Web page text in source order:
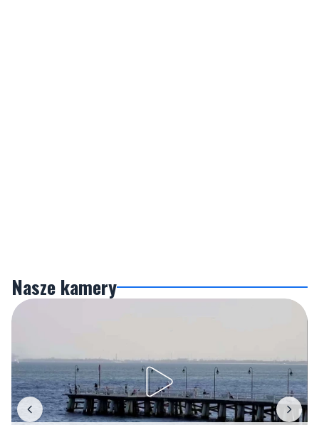
Nasze kamery